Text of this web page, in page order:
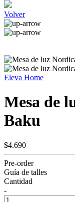
Volver
Eleva Home
Mesa de
Baku
$4.690
Pre-order
Guía de talles
Cantidad
-